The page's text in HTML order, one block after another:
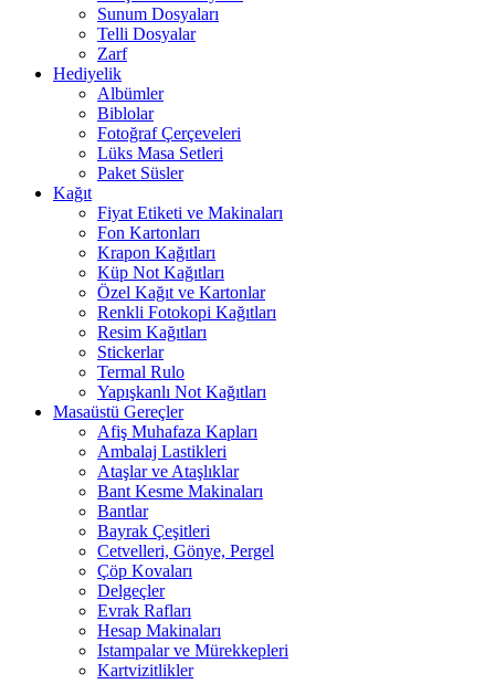
Sunum Dosyaları
Telli Dosyalar
Zarf
Hediyelik
Albümler
Biblolar
Fotoğraf Çerçeveleri
Lüks Masa Setleri
Paket Süsler
Kağıt
Fiyat Etiketi ve Makinaları
Fon Kartonları
Krapon Kağıtları
Küp Not Kağıtları
Özel Kağıt ve Kartonlar
Renkli Fotokopi Kağıtları
Resim Kağıtları
Stickerlar
Termal Rulo
Yapışkanlı Not Kağıtları
Masaüstü Gereçler
Afiş Muhafaza Kapları
Ambalaj Lastikleri
Ataşlar ve Ataşlıklar
Bant Kesme Makinaları
Bantlar
Bayrak Çeşitleri
Cetvelleri, Gönye, Pergel
Çöp Kovaları
Delgeçler
Evrak Rafları
Hesap Makinaları
Istampalar ve Mürekkepleri
Kartvizitlikler